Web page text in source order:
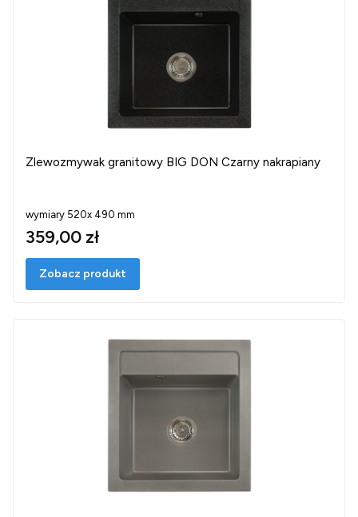
Zlewozmywak granitowy BIG DON Czarny nakrapiany
wymiary 520x 490 mm
359,00 zł
Zobacz produkt